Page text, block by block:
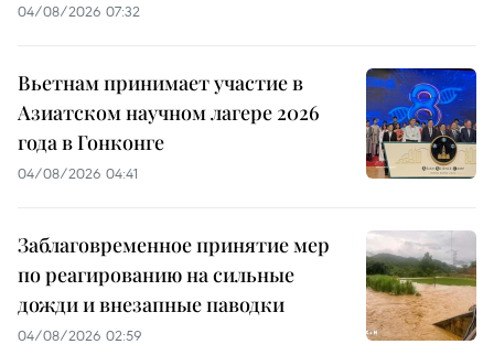
04/08/2026 07:32
Вьетнам принимает участие в
Азиатском научном лагере 2026
года в Гонконге
04/08/2026 04:41
Заблаговременное принятие мер
по реагированию на сильные
дожди и внезапные паводки
04/08/2026 02:59